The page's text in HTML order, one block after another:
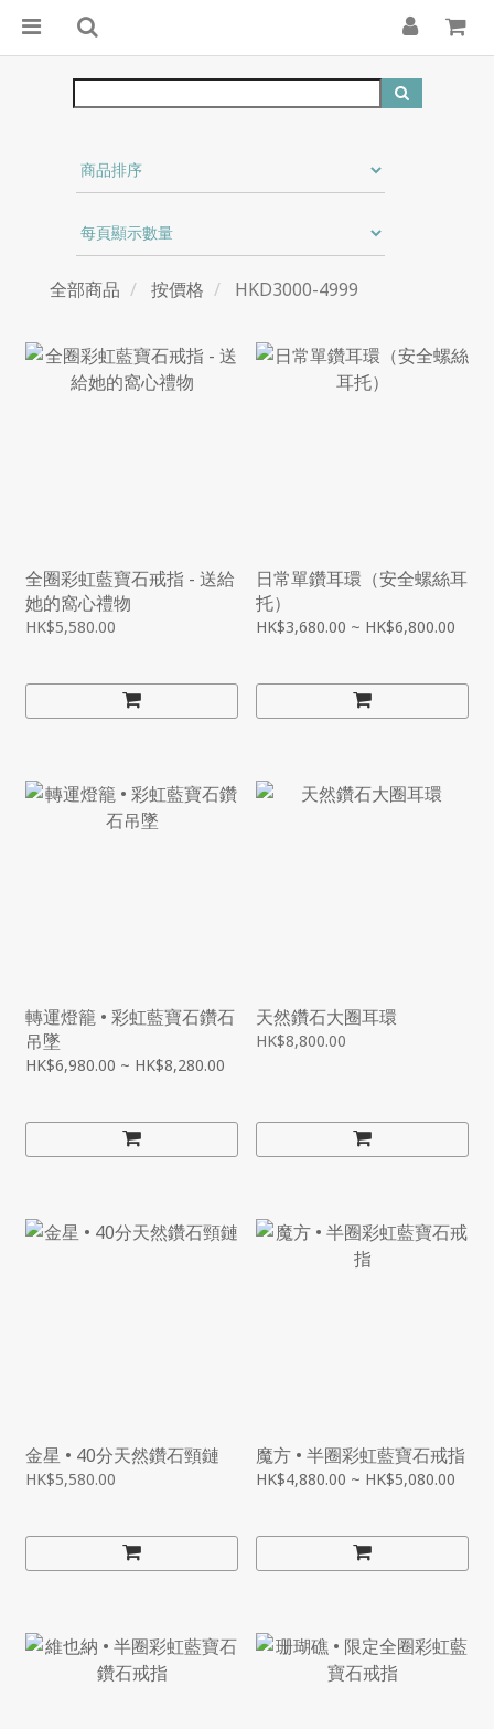
全部商品 按價格 HKD3000-4999
全圈彩虹藍寶石戒指 - 送給
她的窩心禮物
HK$5,580.00
日常單鑽耳環（安全螺絲耳
托）
HK$3,680.00 ~ HK$6,800.00
轉運燈籠 • 彩虹藍寶石鑽石
吊墜
HK$6,980.00 ~ HK$8,280.00
天然鑽石大圈耳環
HK$8,800.00
金星 • 40分天然鑽石頸鏈
HK$5,580.00
魔方 • 半圈彩虹藍寶石戒指
HK$4,880.00 ~ HK$5,080.00